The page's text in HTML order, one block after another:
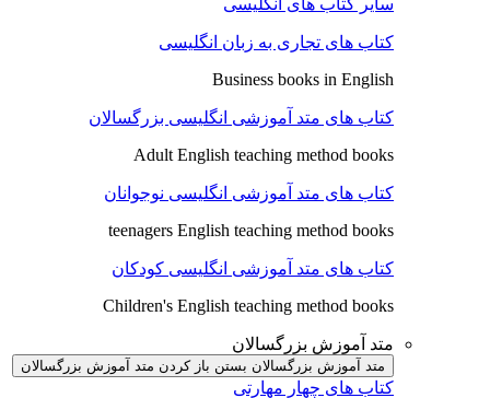
کتاب های تجاری به زبان انگلیسی
Business books in English
کتاب های متد آموزشی انگلیسی بزرگسالان
Adult English teaching method books
کتاب های متد آموزشی انگلیسی نوجوانان
teenagers English teaching method books
کتاب های متد آموزشی انگلیسی کودکان
Children's English teaching method books
متد آموزش بزرگسالان
متد آموزش بزرگسالان بستن باز کردن متد آموزش بزرگسالان
کتاب های چهار مهارتی